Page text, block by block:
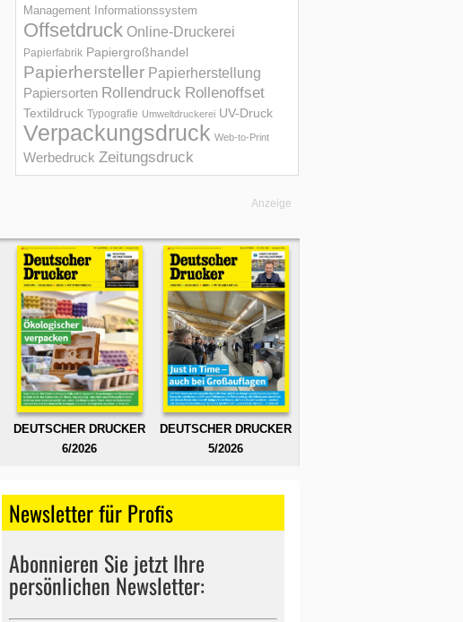
Management Informations­system
Offsetdruck Online-Druckerei
Papierfabrik Papiergroßhandel
Papierhersteller Papierherstellung
Papiersorten Rollendruck Rollenoffset
Textildruck Typografie Umweltdruckerei UV-Druck
Verpackungsdruck Web-to-Print
Werbedruck Zeitungsdruck
Anzeige
DEUTSCHER DRUCKER
6/2026
DEUTSCHER DRUCKER
5/2026
Newsletter für Profis
Abonnieren Sie jetzt Ihre
persönlichen Newsletter: